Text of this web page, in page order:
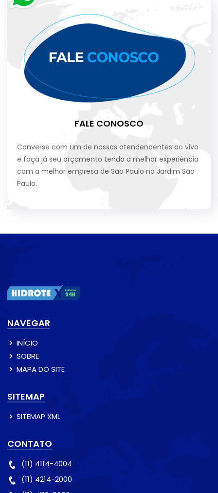
FALE CONOSCO
Converse com um de nossos atendendentes ao vivo
e faça já seu orçamento tendo a melhor experiência
com a melhor empresa de São Paulo no Jardim São
Paulo.
NAVEGAR
INÍCIO
SOBRE
MAPA DO SITE
SITEMAP
SITEMAP XML
CONTATO
(11) 4114-4004
(11) 4214-2000